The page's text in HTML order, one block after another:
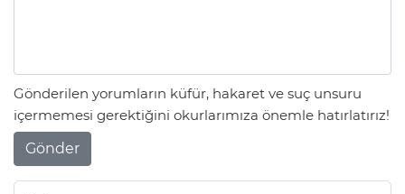
Gönderilen yorumların küfür, hakaret ve suç unsuru
içermemesi gerektiğini okurlarımıza önemle hatırlatırız!
Gönder